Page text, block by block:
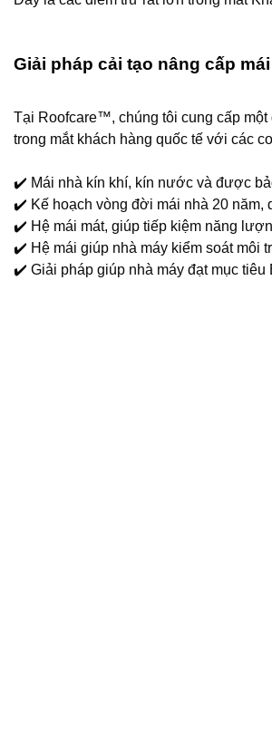
Giải pháp cải tạo nâng cấp
Tại Roofcare™️, chúng tôi cung cấp một
trong mắt khách hàng quốc tế với các
✔️ Mái nhà kín khí, kín nước và được
✔️ Kế hoạch vòng đời mái nhà 20 năm,
✔️ Hệ mái mát, giúp tiếp kiệm năng
✔️ Hệ mái giúp nhà máy kiểm soát môi
✔️ Giải pháp giúp nhà máy đạt mục tiêu